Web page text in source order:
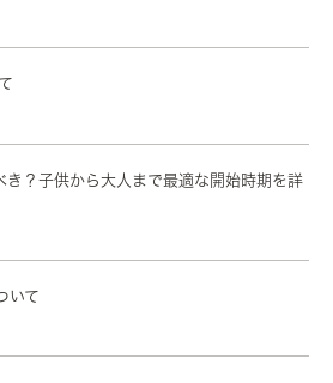
き？子供から大人まで最適な開始時期を詳
いて